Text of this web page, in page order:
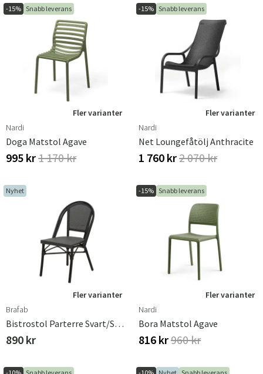
-15% Snabb leverans
Fler varianter
Nardi
Doga Matstol Agave
995 kr1 170 kr
-15% Snabb leverans
Fler varianter
Nardi
Net Loungefåtölj Anthracite
1 760 kr2 070 kr
Nyhet
Fler varianter
Brafab
Bistrostol Parterre Svart/Svart
890 kr
-15% Snabb leverans
Fler varianter
Nardi
Bora Matstol Agave
816 kr960 kr